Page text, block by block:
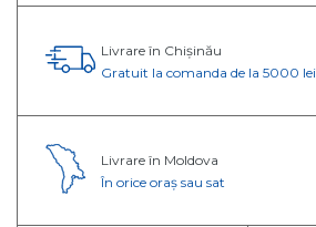
Livrare în Chișinău
Gratuit la comanda de la 5000 lei
Livrare în Moldova
În orice oraș sau sat